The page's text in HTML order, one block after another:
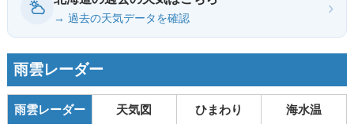
→ 過去の天気データを確認
›
雨雲レーダー
雨雲レーダー 天気図 ひまわり 海水温